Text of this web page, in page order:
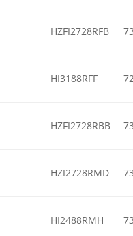
HZFI2728RFB
HI3188RFF
HZFI2728RBB
HZI2728RMD
HI2488RMH